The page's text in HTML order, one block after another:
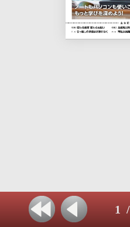
1 /